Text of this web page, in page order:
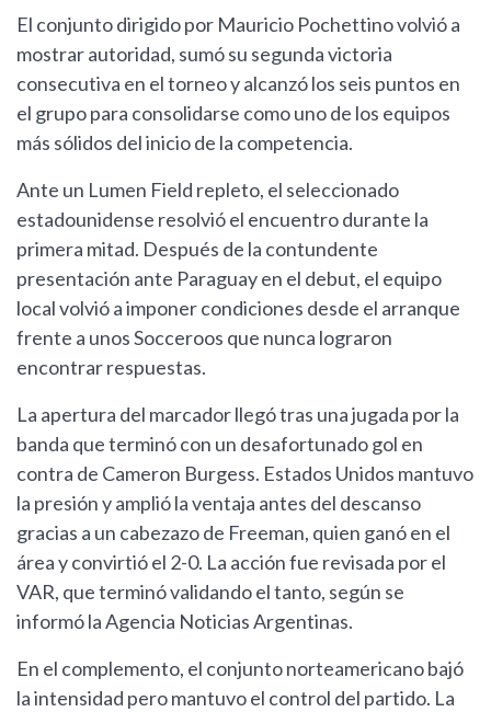
El conjunto dirigido por Mauricio Pochettino volvió a
mostrar autoridad, sumó su segunda victoria
consecutiva en el torneo y alcanzó los seis puntos en
el grupo para consolidarse como uno de los equipos
más sólidos del inicio de la competencia.
Ante un Lumen Field repleto, el seleccionado
estadounidense resolvió el encuentro durante la
primera mitad. Después de la contundente
presentación ante Paraguay en el debut, el equipo
local volvió a imponer condiciones desde el arranque
frente a unos Socceroos que nunca lograron
encontrar respuestas.
La apertura del marcador llegó tras una jugada por la
banda que terminó con un desafortunado gol en
contra de Cameron Burgess. Estados Unidos mantuvo
la presión y amplió la ventaja antes del descanso
gracias a un cabezazo de Freeman, quien ganó en el
área y convirtió el 2-0. La acción fue revisada por el
VAR, que terminó validando el tanto, según se
informó la Agencia Noticias Argentinas.
En el complemento, el conjunto norteamericano bajó
la intensidad pero mantuvo el control del partido. La